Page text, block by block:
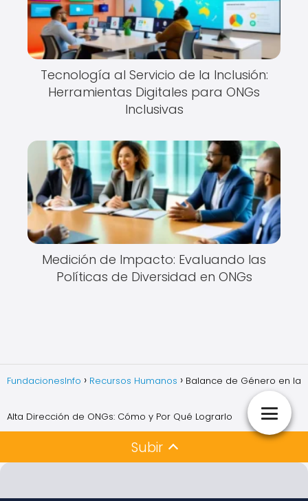
Tecnología al Servicio de la Inclusión:
Herramientas Digitales para ONGs
Inclusivas
Medición de Impacto: Evaluando las
Políticas de Diversidad en ONGs
FundacionesInfo Recursos Humanos Balance de Género en la
Alta Dirección de ONGs: Cómo y Por Qué Lograrlo
Subir